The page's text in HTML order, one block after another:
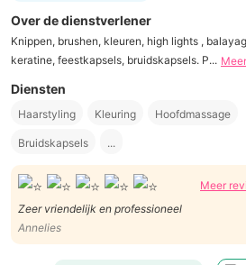
Over de dienstverlener
Knippen, brushen, kleuren, high lights ,
keratine, feestkapsels, bruidskapsels. P... Meer
Diensten
Haarstyling Kleuring Hoofdmassage
Bruidskapsels ...
Meer
Zeer vriendelijk en professioneel
Annelies